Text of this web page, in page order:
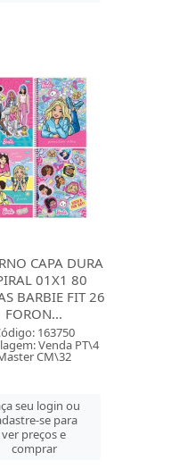
CAPA DURA
01X1 80
BARBIE FIT 26
FORON...
163750
Venda PT\4
CM\32
seu login ou
se para
ver preços e
comprar